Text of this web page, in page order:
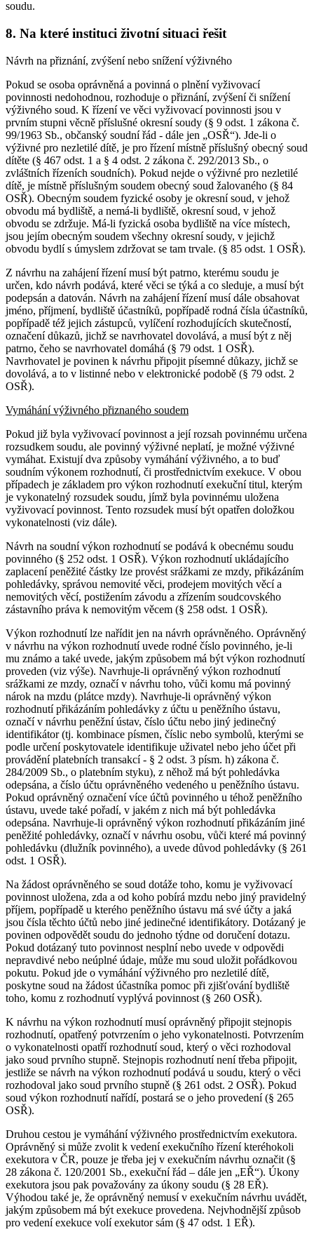
soudu.
8. Na které instituci životní situaci řešit
Návrh na přiznání, zvýšení nebo snížení výživného
Pokud se osoba oprávněná a povinná o plnění vyživovací
povinnosti nedohodnou, rozhoduje o přiznání, zvýšení či snížení
výživného soud. K řízení ve věci vyživovací povinnosti jsou v
prvním stupni věcně příslušné okresní soudy (§ 9 odst. 1 zákona č.
99/1963 Sb., občanský soudní řád - dále jen „OSŘ“). Jde-li o
výživné pro nezletilé dítě, je pro řízení místně příslušný obecný soud
dítěte (§ 467 odst. 1 a § 4 odst. 2 zákona č. 292/2013 Sb., o
zvláštních řízeních soudních). Pokud nejde o výživné pro nezletilé
dítě, je místně příslušným soudem obecný soud žalovaného (§ 84
OSŘ). Obecným soudem fyzické osoby je okresní soud, v jehož
obvodu má bydliště, a nemá-li bydliště, okresní soud, v jehož
obvodu se zdržuje. Má-li fyzická osoba bydliště na více místech,
jsou jejím obecným soudem všechny okresní soudy, v jejichž
obvodu bydlí s úmyslem zdržovat se tam trvale. (§ 85 odst. 1 OSŘ).
Z návrhu na zahájení řízení musí být patrno, kterému soudu je
určen, kdo návrh podává, které věci se týká a co sleduje, a musí být
podepsán a datován. Návrh na zahájení řízení musí dále obsahovat
jméno, příjmení, bydliště účastníků, popřípadě rodná čísla účastníků,
popřípadě též jejich zástupců, vylíčení rozhodujících skutečností,
označení důkazů, jichž se navrhovatel dovolává, a musí být z něj
patrno, čeho se navrhovatel domáhá (§ 79 odst. 1 OSŘ).
Navrhovatel je povinen k návrhu připojit písemné důkazy, jichž se
dovolává, a to v listinné nebo v elektronické podobě (§ 79 odst. 2
OSŘ).
Vymáhání výživného přiznaného soudem
Pokud již byla vyživovací povinnost a její rozsah povinnému určena
rozsudkem soudu, ale povinný výživné neplatí, je možné výživné
vymáhat. Existují dva způsoby vymáhání výživného, a to buď
soudním výkonem rozhodnutí, či prostřednictvím exekuce. V obou
případech je základem pro výkon rozhodnutí exekuční titul, kterým
je vykonatelný rozsudek soudu, jímž byla povinnému uložena
vyživovací povinnost. Tento rozsudek musí být opatřen doložkou
vykonatelnosti (viz dále).
Návrh na soudní výkon rozhodnutí se podává k obecnému soudu
povinného (§ 252 odst. 1 OSŘ). Výkon rozhodnutí ukládajícího
zaplacení peněžité částky lze provést srážkami ze mzdy, přikázáním
pohledávky, správou nemovité věci, prodejem movitých věcí a
nemovitých věcí, postižením závodu a zřízením soudcovského
zástavního práva k nemovitým věcem (§ 258 odst. 1 OSŘ).
Výkon rozhodnutí lze nařídit jen na návrh oprávněného. Oprávněný
v návrhu na výkon rozhodnutí uvede rodné číslo povinného, je-li
mu známo a také uvede, jakým způsobem má být výkon rozhodnutí
proveden (viz výše). Navrhuje-li oprávněný výkon rozhodnutí
srážkami ze mzdy, označí v návrhu toho, vůči komu má povinný
nárok na mzdu (plátce mzdy). Navrhuje-li oprávněný výkon
rozhodnutí přikázáním pohledávky z účtu u peněžního ústavu,
označí v návrhu peněžní ústav, číslo účtu nebo jiný jedinečný
identifikátor (tj. kombinace písmen, číslic nebo symbolů, kterými se
podle určení poskytovatele identifikuje uživatel nebo jeho účet při
provádění platebních transakcí - § 2 odst. 3 písm. h) zákona č.
284/2009 Sb., o platebním styku), z něhož má být pohledávka
odepsána, a číslo účtu oprávněného vedeného u peněžního ústavu.
Pokud oprávněný označení více účtů povinného u téhož peněžního
ústavu, uvede také pořadí, v jakém z nich má být pohledávka
odepsána. Navrhuje-li oprávněný výkon rozhodnutí přikázáním jiné
peněžité pohledávky, označí v návrhu osobu, vůči které má povinný
pohledávku (dlužník povinného), a uvede důvod pohledávky (§ 261
odst. 1 OSŘ).
Na žádost oprávněného se soud dotáže toho, komu je vyživovací
povinnost uložena, zda a od koho pobírá mzdu nebo jiný pravidelný
příjem, popřípadě u kterého peněžního ústavu má své účty a jaká
jsou čísla těchto účtů nebo jiné jedinečné identifikátory. Dotázaný je
povinen odpovědět soudu do jednoho týdne od doručení dotazu.
Pokud dotázaný tuto povinnost nesplní nebo uvede v odpovědi
nepravdivé nebo neúplné údaje, může mu soud uložit pořádkovou
pokutu. Pokud jde o vymáhání výživného pro nezletilé dítě,
poskytne soud na žádost účastníka pomoc při zjišťování bydliště
toho, komu z rozhodnutí vyplývá povinnost (§ 260 OSŘ).
K návrhu na výkon rozhodnutí musí oprávněný připojit stejnopis
rozhodnutí, opatřený potvrzením o jeho vykonatelnosti. Potvrzením
o vykonatelnosti opatří rozhodnutí soud, který o věci rozhodoval
jako soud prvního stupně. Stejnopis rozhodnutí není třeba připojit,
jestliže se návrh na výkon rozhodnutí podává u soudu, který o věci
rozhodoval jako soud prvního stupně (§ 261 odst. 2 OSŘ). Pokud
soud výkon rozhodnutí nařídí, postará se o jeho provedení (§ 265
OSŘ).
Druhou cestou je vymáhání výživného prostřednictvím exekutora.
Oprávněný si může zvolit k vedení exekučního řízení kteréhokoli
exekutora v ČR, pouze je třeba jej v exekučním návrhu označit (§
28 zákona č. 120/2001 Sb., exekuční řád – dále jen „EŘ“). Úkony
exekutora jsou pak považovány za úkony soudu (§ 28 EŘ).
Výhodou také je, že oprávněný nemusí v exekučním návrhu uvádět,
jakým způsobem má být exekuce provedena. Nejvhodnější způsob
pro vedení exekuce volí exekutor sám (§ 47 odst. 1 EŘ).